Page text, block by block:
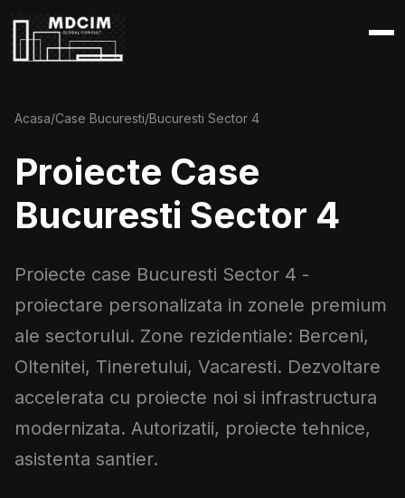
Acasa/Case Bucuresti/Bucuresti Sector 4
Proiecte Case
Bucuresti Sector 4
Proiecte case Bucuresti Sector 4 -
proiectare personalizata in zonele premium
ale sectorului. Zone rezidentiale: Berceni,
Oltenitei, Tineretului, Vacaresti. Dezvoltare
accelerata cu proiecte noi si infrastructura
modernizata. Autorizatii, proiecte tehnice,
asistenta santier.